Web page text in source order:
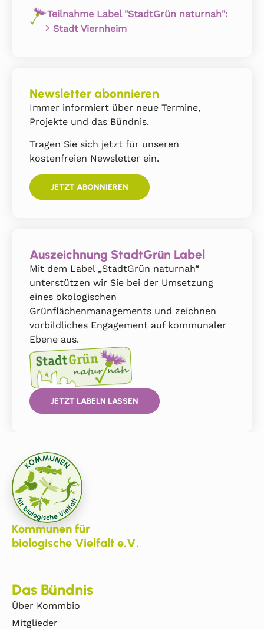
Teilnahme Label "StadtGrün naturnah":
Stadt Viernheim
Newsletter abonnieren
Immer informiert über neue Termine,
Projekte und das Bündnis.
Tragen Sie sich jetzt für unseren
kostenfreien Newsletter ein.
JETZT ABONNIEREN
Auszeichnung StadtGrün Label
Mit dem Label „StadtGrün naturnah“
unterstützen wir Sie bei der Umsetzung
eines ökologischen
Grünflächenmanagements und zeichnen
vorbildliches Engagement auf kommunaler
Ebene aus.
JETZT LABELN LASSEN
Kommunen für
biologische Vielfalt e.V.
Das Bündnis
Über Kommbio
Mitglieder